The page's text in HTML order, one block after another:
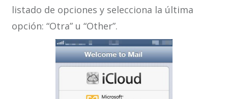
listado de opciones y selecciona la última
opción: “Otra” u “Other”.